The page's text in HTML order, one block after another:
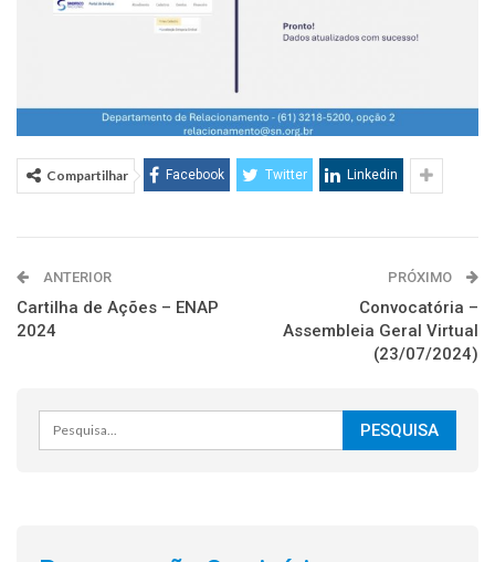
Compartilhar Facebook Twitter Linkedin
ANTERIOR
Cartilha de Ações – ENAP
2024
PRÓXIMO
Convocatória –
Assembleia Geral Virtual
(23/07/2024)